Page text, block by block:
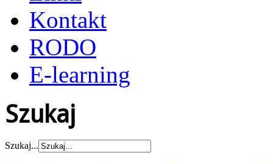
Kontakt
RODO
E-learning
Szukaj
Szukaj...